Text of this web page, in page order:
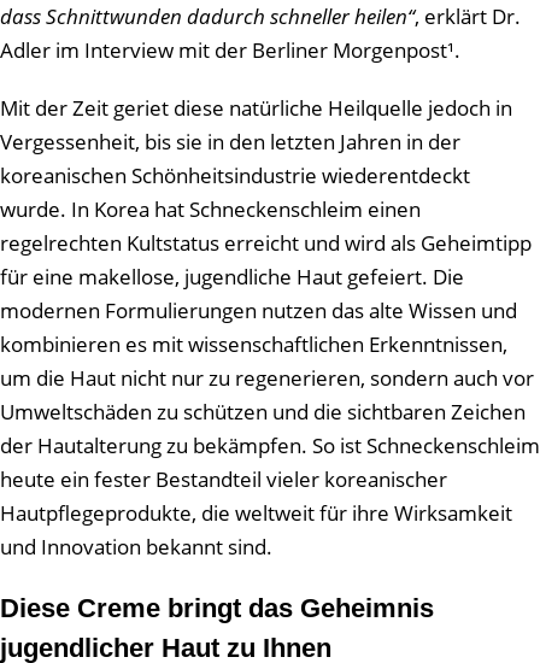
dass Schnittwunden dadurch schneller heilen“, erklärt Dr.
Adler im Interview mit der Berliner Morgenpost¹.
Mit der Zeit geriet diese natürliche Heilquelle jedoch in
Vergessenheit, bis sie in den letzten Jahren in der
koreanischen Schönheitsindustrie wiederentdeckt
wurde. In Korea hat Schneckenschleim einen
regelrechten Kultstatus erreicht und wird als Geheimtipp
für eine makellose, jugendliche Haut gefeiert. Die
modernen Formulierungen nutzen das alte Wissen und
kombinieren es mit wissenschaftlichen Erkenntnissen,
um die Haut nicht nur zu regenerieren, sondern auch vor
Umweltschäden zu schützen und die sichtbaren Zeichen
der Hautalterung zu bekämpfen. So ist Schneckenschleim
heute ein fester Bestandteil vieler koreanischer
Hautpflegeprodukte, die weltweit für ihre Wirksamkeit
und Innovation bekannt sind.
Diese Creme bringt das Geheimnis
jugendlicher Haut zu Ihnen